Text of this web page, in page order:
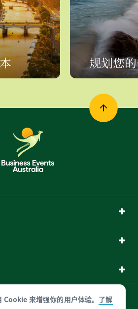
规划您
来增强你的用户体验。 了解